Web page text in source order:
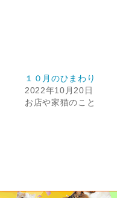
１０月のひまわり
2022年10月20日
お店や家猫のこと